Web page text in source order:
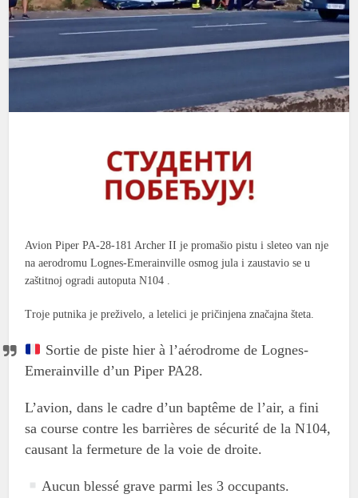
Avion Piper PA-28-181 Archer II je promašio pistu i sleteo van nje
na aerodromu Lognes-Emerainville osmog jula i zaustavio se u
zaštitnoj ogradi autoputa N104 .
Troje putnika je preživelo, a letelici je pričinjena značajna šteta.
Sortie de piste hier à l’aérodrome de Lognes-
Emerainville d’un Piper PA28.
L’avion, dans le cadre d’un baptême de l’air, a fini
sa course contre les barrières de sécurité de la N104,
causant la fermeture de la voie de droite.
Aucun blessé grave parmi les 3 occupants.